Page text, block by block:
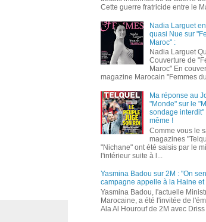
Cette guerre fratricide entre le
Nadia Larguet
quasi Nue sur
Maroc" :
Nadia Larguet
Couverture de
Maroc" En
magazine Marocain "Femmes
Ma réponse au
"Monde" sur le
sondage interdit"
même !
Comme vous le
magazines
"Nichane" ont été saisis par le
l'intérieur suite à l...
Yasmina Badou sur 2M : "On
campagne appelle à la Haine et
Yasmina Badou, l'actuelle
Marocaine, a été l'invitée de
Ala Al Hourouf de 2M avec Driss